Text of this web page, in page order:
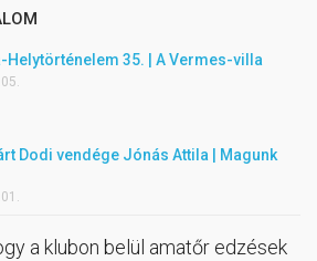
Helytörténelem 35. | A Vermes-villa
Dodi vendége Jónás Attila | Magunk
a klubon belül amatőr edzések